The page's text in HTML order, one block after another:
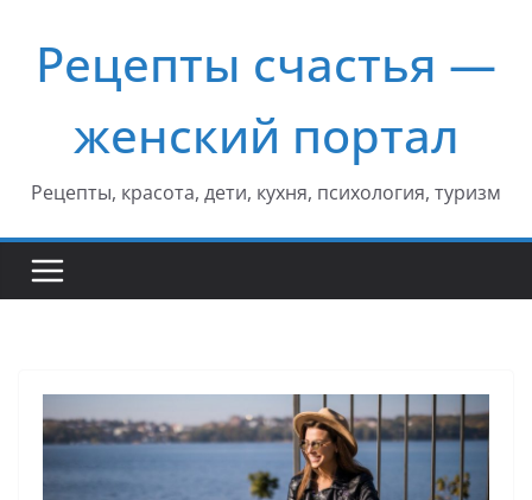
содержимому
Рецепты счастья —
женский портал
Рецепты, красота, дети, кухня, психология, туризм